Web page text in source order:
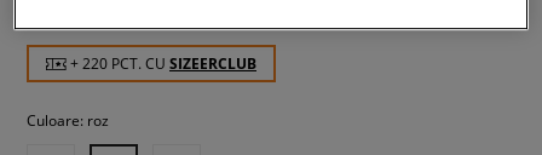
+ 220 PCT. CU SIZEERCLUB
Culoare: roz